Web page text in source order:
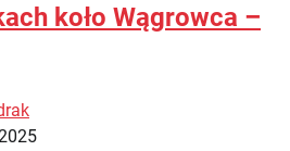
koło Wągrowca –